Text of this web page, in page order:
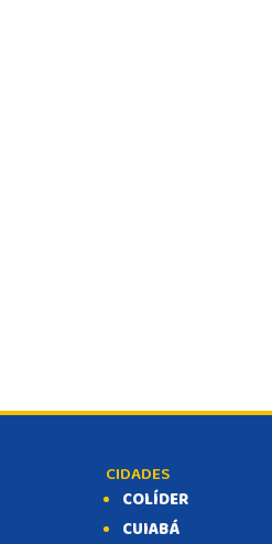
CIDADES
COLÍDER
CUIABÁ